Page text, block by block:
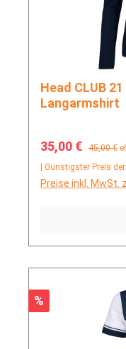
Head CLUB 21 LINDA LS Women
Langarmshirt
Verkaufspreis:
35,00 € 45,00 €
| Günstigster Preis
Preise inkl. MwSt.
Rabatt
%